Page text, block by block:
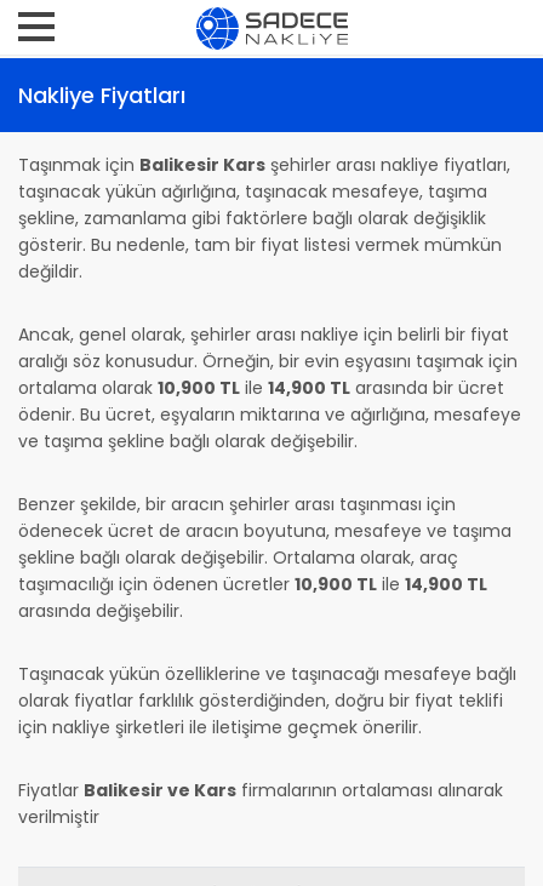
Nakliye Fiyatları
Taşınmak için Balikesir Kars şehirler arası nakliye fiyatları,
taşınacak yükün ağırlığına, taşınacak mesafeye, taşıma
şekline, zamanlama gibi faktörlere bağlı olarak değişiklik
gösterir. Bu nedenle, tam bir fiyat listesi vermek mümkün
değildir.
Ancak, genel olarak, şehirler arası nakliye için belirli bir fiyat
aralığı söz konusudur. Örneğin, bir evin eşyasını taşımak için
ortalama olarak 10,900 TL ile 14,900 TL arasında bir ücret
ödenir. Bu ücret, eşyaların miktarına ve ağırlığına, mesafeye
ve taşıma şekline bağlı olarak değişebilir.
Benzer şekilde, bir aracın şehirler arası taşınması için
ödenecek ücret de aracın boyutuna, mesafeye ve taşıma
şekline bağlı olarak değişebilir. Ortalama olarak, araç
taşımacılığı için ödenen ücretler 10,900 TL ile 14,900 TL
arasında değişebilir.
Taşınacak yükün özelliklerine ve taşınacağı mesafeye bağlı
olarak fiyatlar farklılık gösterdiğinden, doğru bir fiyat teklifi
için nakliye şirketleri ile iletişime geçmek önerilir.
Fiyatlar Balikesir ve Kars firmalarının ortalaması alınarak
verilmiştir